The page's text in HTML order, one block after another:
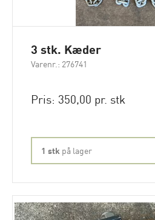
3 stk. Kæder
Varenr.: 276741
Pris: 350,00 pr. stk
1 stk på lager